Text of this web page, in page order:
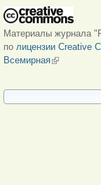
Материалы журнала
по лицензии Creative
Всемирная(внешняя
ФОРМА ПОИСКА